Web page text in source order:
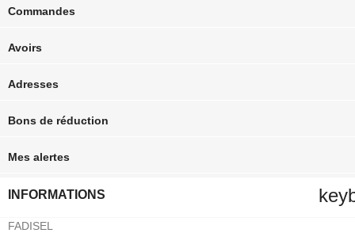
Commandes
Avoirs
Adresses
Bons de réduction
Mes alertes
INFORMATIONS
FADISEL